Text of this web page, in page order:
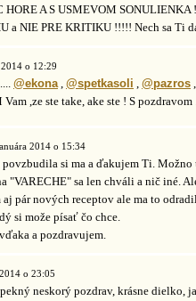
HORE A S USMEVOM SONULIENKA
a NIE PRE KRITIKU !!!!! Nech sa Ti
2014 o 12:29
@ekona, @spetkasoli , @pazros
,ze ste take, ake ste ! S pozdravom
2014 o 15:34
si ma a ďakujem Ti. Možno
"VARECHE" sa len chváli a nič iné.
aj pár nových receptov ale ma to
si može písať čo chce.
a pozdravujem.
2014 o 23:05
neskorý pozdrav, krásne dielko,